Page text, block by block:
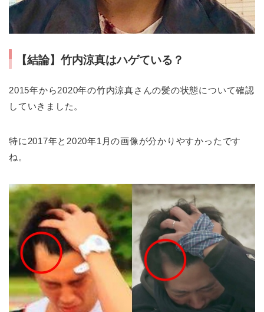
【結論】竹内涼真はハゲている？
2015年から2020年の竹内涼真さんの髪の状態について確認
していきました。
特に2017年と2020年1月の画像が分かりやすかったです
ね。